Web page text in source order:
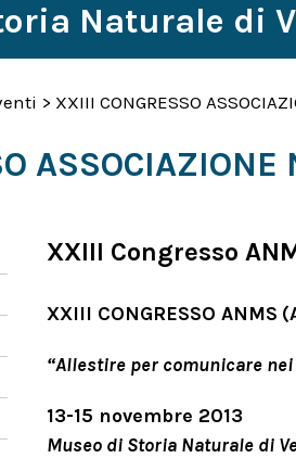
Naturale di
> XXIII CONGRESSO
XXIII Congresso
XXIII CONGRESSO ANMS
“Allestire per comunicare
13-15 novembre 2013
Museo di Storia Naturale di